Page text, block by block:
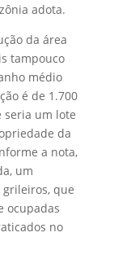
adota.
da área
tampouco
médio
é de 1.700
seria um lote
da
a nota,
um
grileiros, que
ocupadas
no